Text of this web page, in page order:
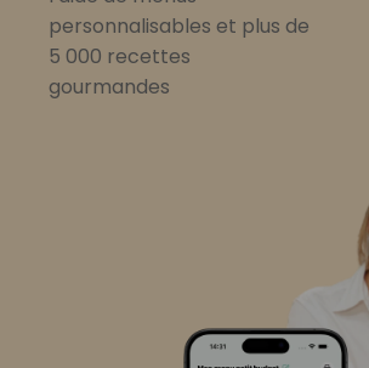
personnalisables et plus de
5 000 recettes
gourmandes